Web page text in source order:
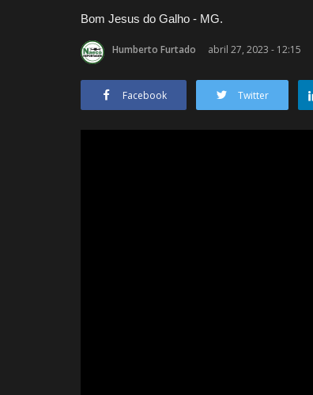
Bom Jesus do Galho - MG.
Humberto Furtado abril 27, 2023 - 12:15
Facebook Twitter